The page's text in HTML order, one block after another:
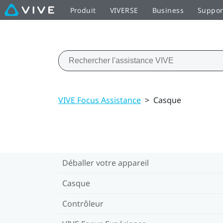
Produit VIVERSE Business
VIVE Focus Assistance > Casque
Déballer votre appareil
Casque
Contrôleur